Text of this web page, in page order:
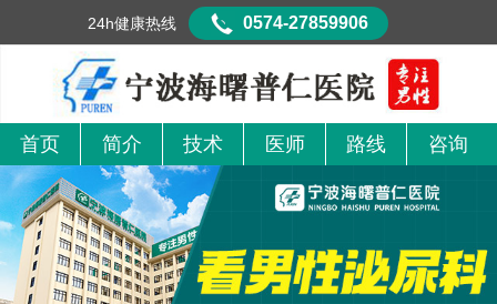
首页 简介 技术 医师 路线 咨询
24h健康热线 0574-27859906